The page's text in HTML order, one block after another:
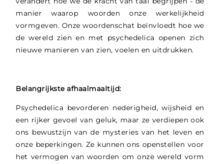
manier waarop woorden onze werkelijkheid
vormgeven. Onze woordenschat beïnvloedt hoe we
de wereld zien en met psychedelica openen zich
nieuwe manieren van zien, voelen en uitdrukken.
Belangrijkste afhaalmaaltijd:
Psychedelica bevorderen nederigheid, wijsheid en
een rijker gevoel van geluk, maar ze verdiepen ook
ons bewustzijn van de mysteries van het leven en
onze beperkingen. Ze kunnen ons openstellen voor
het vermogen van woorden om onze wereld vorm